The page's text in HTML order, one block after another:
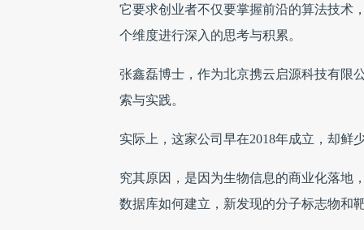
它要求创业者不仅要掌握前沿的算法技术
个维度进行深入的思考与积累。
张鑫磊博士，作为北京携云启源科技有限
索与实践。
实际上，这家公司早在2018年成立，却鲜
究其原因，是因为生物信息的商业化落地
数据库如何建立，新发现的分子标志物和